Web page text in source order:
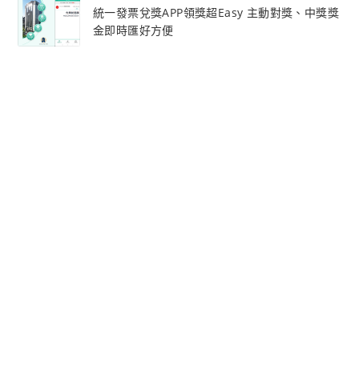
統一發票兌獎APP領獎超Easy 主動對獎、中獎獎
金即時匯好方便